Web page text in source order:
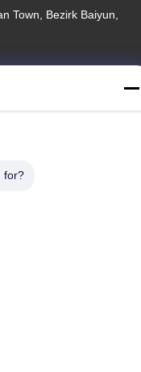
Town, Bezirk Baiyun,
Copyright © -2026
for?